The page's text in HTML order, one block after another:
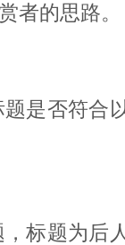
者的思路。
是否符合
，标题为后